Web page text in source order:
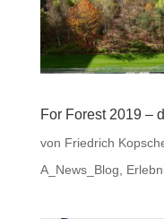
For Forest 2019 –
von Friedrich
A_News_Blog